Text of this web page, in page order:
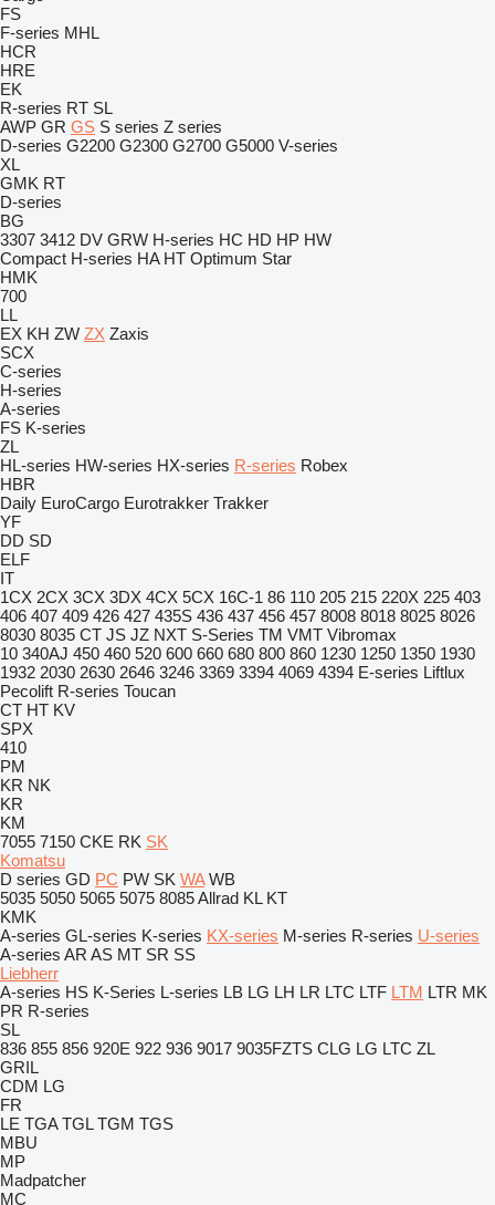
FS
F-series MHL
HCR
HRE
EK
R-series RT SL
AWP GR GS S series Z series
D-series G2200 G2300 G2700 G5000 V-series
XL
GMK RT
D-series
BG
3307 3412 DV GRW H-series HC HD HP HW
Compact H-series HA HT Optimum Star
HMK
700
LL
EX KH ZW ZX Zaxis
SCX
C-series
H-series
A-series
FS K-series
ZL
HL-series HW-series HX-series R-series Robex
HBR
Daily EuroCargo Eurotrakker Trakker
YF
DD SD
ELF
IT
1CX 2CX 3CX 3DX 4CX 5CX 16C-1 86 110 205 215 220X 225 403
406 407 409 426 427 435S 436 437 456 457 8008 8018 8025 8026
8030 8035 CT JS JZ NXT S-Series TM VMT Vibromax
10 340AJ 450 460 520 600 660 680 800 860 1230 1250 1350 1930
1932 2030 2630 2646 3246 3369 3394 4069 4394 E-series Liftlux
Pecolift R-series Toucan
CT HT KV
SPX
410
PM
KR NK
KR
KM
7055 7150 CKE RK SK
Komatsu
D series GD PC PW SK WA WB
5035 5050 5065 5075 8085Allrad KL KT
KMK
A-series GL-series K-series KX-series M-series R-series U-series
A-series AR AS MT SR SS
Liebherr
A-series HS K-Series L-series LB LG LH LR LTC LTF LTM LTR MK
PR R-series
SL
836 855 856 920E 922 936 9017 9035FZTS CLG LG LTC ZL
GRIL
CDM LG
FR
LE TGA TGL TGM TGS
MBU
MP
Madpatcher
MC